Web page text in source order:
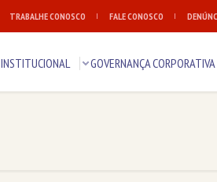
TRABALHE CONOSCO FALE CONOSCO
INSTITUCIONAL GOVERNANÇA CORPORATIVA